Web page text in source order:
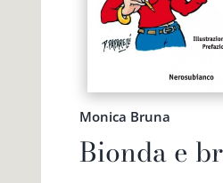
Monica Bruna
Bionda e